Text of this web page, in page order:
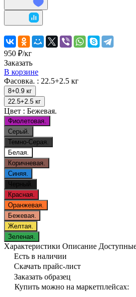
950 ₽/кг
Заказать
В корзине
Фасовка. : 22.5+2.5 кг
8+0.9 кг
22.5+2.5 кг
Цвет : Бежевая.
Фиолетовая.
Серый.
Темно-Серая.
Белая.
Коричневая.
Синяя.
Черный.
Красная.
Оранжевая.
Бежевая.
Желтая.
Зеленая.
Характеристики Описание
Есть в наличии
Скачать прайс-лист
Заказать образец
Купить можно на маркетплейсах: